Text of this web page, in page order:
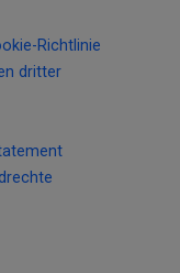
Richtlinie
dritter